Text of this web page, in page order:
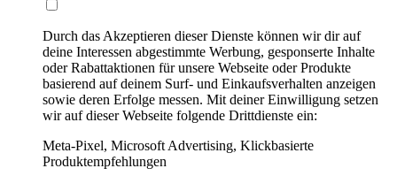
Durch das Akzeptieren dieser Dienste können wir dir auf
deine Interessen abgestimmte Werbung, gesponserte Inhalte
oder Rabattaktionen für unsere Webseite oder Produkte
basierend auf deinem Surf- und Einkaufsverhalten anzeigen
sowie deren Erfolge messen. Mit deiner Einwilligung setzen
wir auf dieser Webseite folgende Drittdienste ein:
Meta-Pixel, Microsoft Advertising, Klickbasierte
Produktempfehlungen